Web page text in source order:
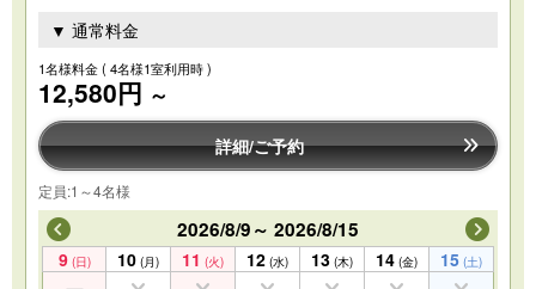
▼ 通常料金
1名様料金( 4名様1室利用時 )
12,580円 ～
詳細/ご予約
定員:1～4名様
2026/8/9～ 2026/8/15
9 (日) 10 (月) 11 (火) 12 (水) 13 (木) 14 (金) 15 (土)